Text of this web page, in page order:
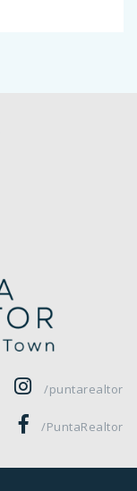
/puntarealtor
/PuntaRealtor